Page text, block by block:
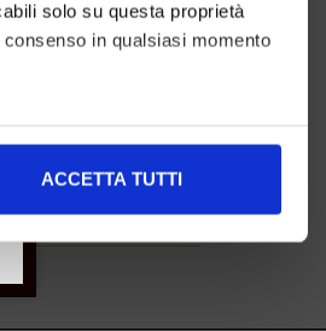
solo su questa proprietà
in qualsiasi momento
specifiche (impronte
sezione dettagli. Puoi
ACCETTA TUTTI